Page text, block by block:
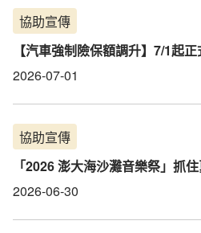
協助宣傳
【汽車強制險保額調升】7/1起
2026-07-01
協助宣傳
「2026 澎大海沙灘音樂祭」抓
2026-06-30